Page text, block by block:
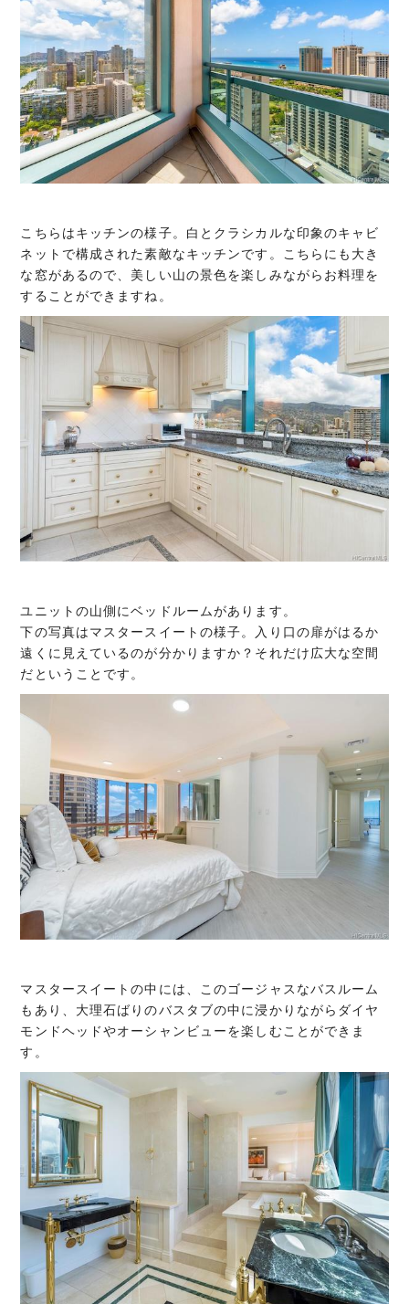
こちらはキッチンの様子。白とクラシカルな印象のキャビ
ネットで構成された素敵なキッチンです。こちらにも大き
な窓があるので、美しい山の景色を楽しみながらお料理を
することができますね。
ユニットの山側にベッドルームがあります。
下の写真はマスタースイートの様子。入り口の扉がはるか
遠くに見えているのが分かりますか？それだけ広大な空間
だということです。
マスタースイートの中には、このゴージャスなバスルーム
もあり、大理石ばりのバスタブの中に浸かりながらダイヤ
モンドヘッドやオーシャンビューを楽しむことができま
す。